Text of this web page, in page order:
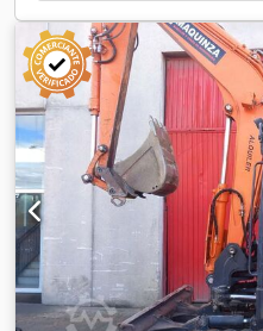
5.200mm Enganche de
CE